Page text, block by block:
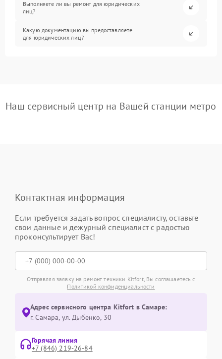
Выполняете ли вы ремонт для юридических
лиц?
Какую документацию вы предоставляете
для юридических лиц?
Наш сервисный центр на Вашей станции метро
Контактная информация
Если требуется задать вопрос специалисту, оставьте
свои данные и дежурный специалист с радостью
проконсультирует Вас!
Отправляя заявку на ремонт техники Kitfort, Вы соглашаетесь с
Политикой конфиденциальности
Адрес сервисного центра Kitfort в Самаре:
г. Самара, ул. Дыбенко, 30
Горячая линия
+7 (846) 219-26-84